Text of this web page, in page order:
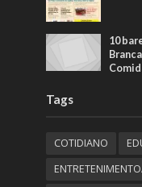
10
Tags
COTIDIANO